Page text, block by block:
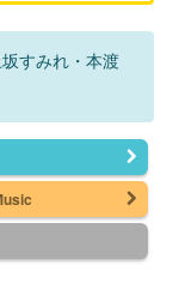
すみれ・本渡